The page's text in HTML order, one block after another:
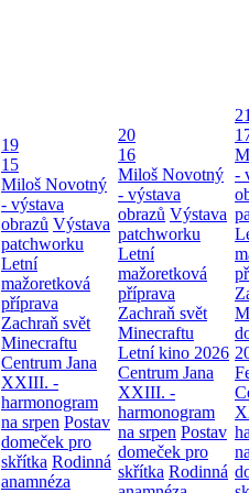
19
15
Miloš Novotný
- výstava
obrazů Výstava
patchworku
Letní
mažoretková
příprava
Zachraň svět
Minecraftu
Centrum Jana
XXIII. -
harmonogram
na srpen Postav
domeček pro
skřítka Rodinná
anamnéza
20
16
Miloš Novotný
- výstava
obrazů Výstava
patchworku
Letní
mažoretková
příprava
Zachraň svět
Minecraftu
Letní kino 2026
Centrum Jana
XXIII. -
harmonogram
na srpen Postav
domeček pro
skřítka Rodinná
-